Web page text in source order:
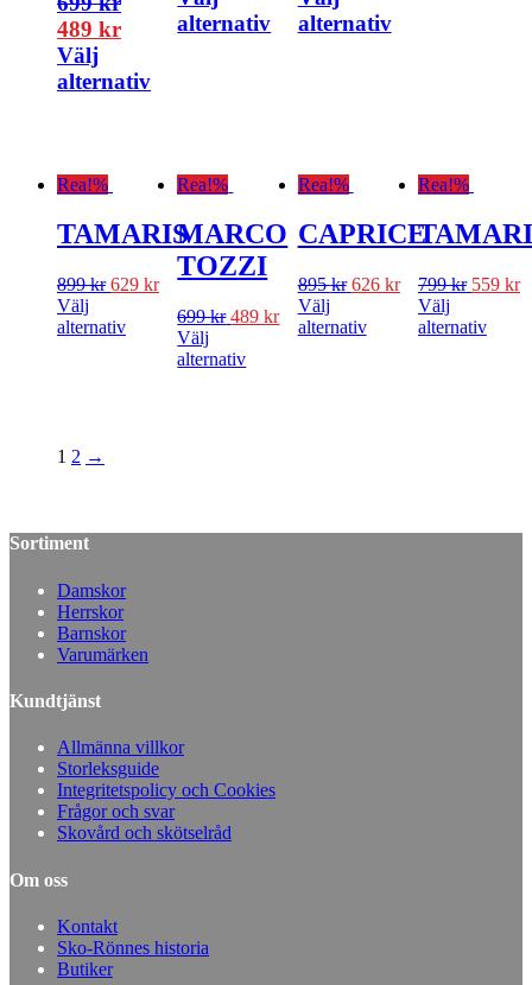
489 kr
Välj
alternativ
alternativ
alternativ
Rea!%
TAMARIS
899kr 629 kr
Välj
alternativ
Rea!%
MARCO
TOZZI
699kr 489kr
Välj
alternativ
Rea!%
CAPRICE
895kr 626 kr
Välj
alternativ
Rea!%
799kr 559 kr
Välj
alternativ
1 2 →
Sortiment
Damskor
Herrskor
Barnskor
Varumärken
Kundtjänst
Allmänna villkor
Storleksguide
Integritetspolicy och Cookies
Frågor och svar
Skovård och skötselråd
Om oss
Kontakt
Sko-Rönnes historia
Butiker